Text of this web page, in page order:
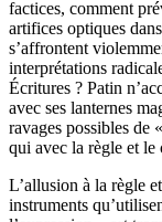
factices, comment
artifices optiques
s’affrontent
interprétations
Écritures ? Patin
avec ses lanternes
ravages possibles de
qui avec la règle et le
L’allusion à la règle
instruments